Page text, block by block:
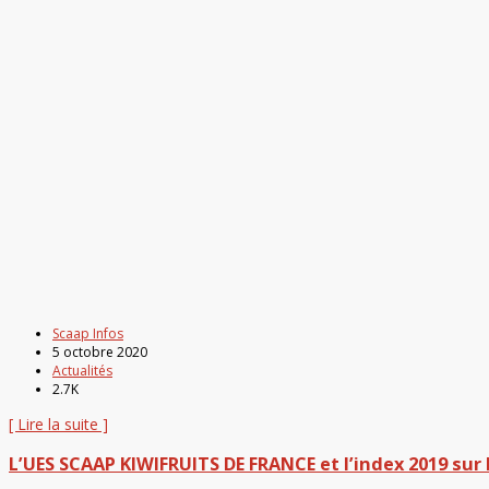
Scaap Infos
5 octobre 2020
Actualités
2.7K
[ Lire la suite ]
L’UES SCAAP KIWIFRUITS DE FRANCE et l’index 2019